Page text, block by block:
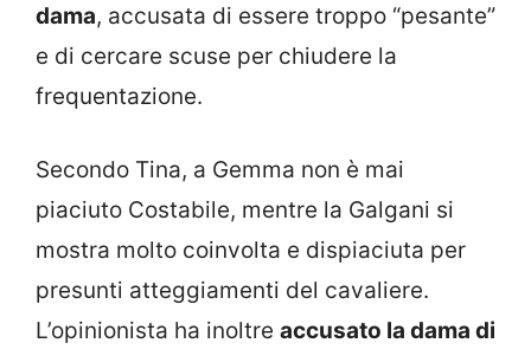
dama, accusata di essere troppo “pesante”
e di cercare scuse per chiudere la
frequentazione.
Secondo Tina, a Gemma non è mai
piaciuto Costabile, mentre la Galgani si
mostra molto coinvolta e dispiaciuta per
presunti atteggiamenti del cavaliere.
L’opinionista ha inoltre accusato la dama di